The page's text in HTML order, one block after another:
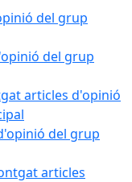
del grup
del grup
articles d'opinió
del grup
articles